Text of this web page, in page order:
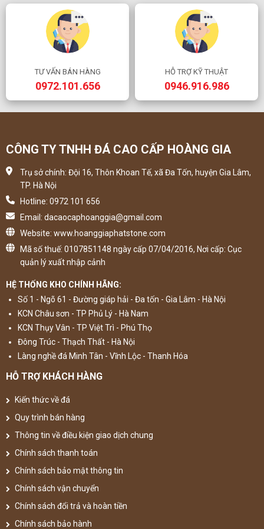
văn khác nhau có thể tạo nên hiệu ứng xuyên sáng khác nhau.
TƯ VẤN BÁN HÀNG
0972.101.656
HỖ TRỢ KỸ THUẬT
0946.916.986
CÔNG TY TNHH ĐÁ CAO CẤP HOÀNG GIA
Trụ sở chính: Đội 16, Thôn Khoan Tế, xã Đa Tốn, huyện Gia Lâm,
TP. Hà Nội
Hotline: 0972 101 656
Email: dacaocaphoanggia@gmail.com
Website: www.hoanggiaphatstone.com
Mã số thuế: 0107851148 ngày cấp 07/04/2016, Nơi cấp: Cục
quản lý xuất nhập cảnh
HỆ THỐNG KHO CHÍNH HÃNG:
Số 1 - Ngõ 61 - Đường giáp hải - Đa tốn - Gia Lâm - Hà Nội
KCN Châu sơn - TP Phủ Lý - Hà Nam
KCN Thụy Vân - TP Việt Trì - Phú Thọ
Đông Trúc - Thạch Thất - Hà Nội
Làng nghề đá Minh Tân - Vĩnh Lộc - Thanh Hóa
HỖ TRỢ KHÁCH HÀNG
Kiến thức về đá
Quy trình bán hàng
Thông tin về điều kiện giao dịch chung
Chính sách thanh toán
Chính sách bảo mật thông tin
Chính sách vận chuyển
Chính sách đổi trả và hoàn tiền
Chính sách bảo hành